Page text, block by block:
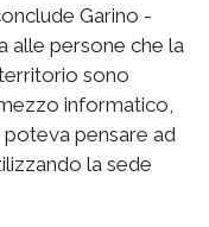
Garino -
alle persone che la
sono
informatico,
poteva pensare ad
la sede